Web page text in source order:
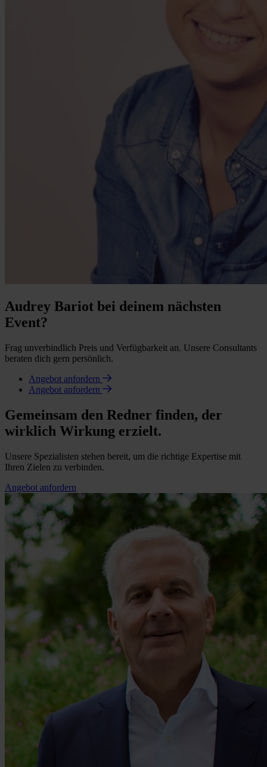
Audrey Bariot bei deinem nächsten
Event?
Frag unverbindlich Preis und Verfügbarkeit an. Unsere Consultants
beraten dich gern persönlich.
Angebot anfordern
Angebot anfordern
Gemeinsam den Redner finden, der
wirklich Wirkung erzielt.
Unsere Spezialisten stehen bereit, um die richtige Expertise mit
Ihren Zielen zu verbinden.
Angebot anfordern